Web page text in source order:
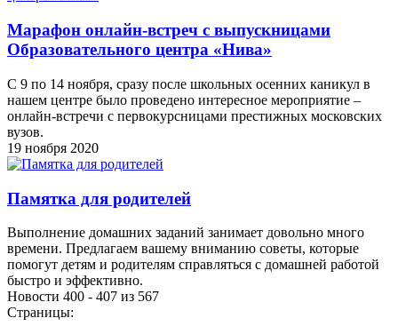
Марафон онлайн-встреч с выпускницами
Образовательного центра «Нива»
С 9 по 14 ноября, сразу после школьных осенних каникул в
нашем центре было проведено интересное мероприятие –
онлайн-встречи с первокурсницами престижных московских
вузов.
19 ноября 2020
Памятка для родителей
Выполнение домашних заданий занимает довольно много
времени. Предлагаем вашему вниманию советы, которые
помогут детям и родителям справляться с домашней работой
быстро и эффективно.
Новости 400 - 407 из 567
Страницы: